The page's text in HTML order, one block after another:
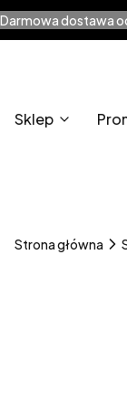
Darmowa dostawa
Sklep
Strona główna